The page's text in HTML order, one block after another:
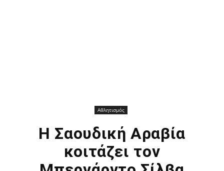
Αθλητισμός
H Σαουδική Αραβία
κοιτάζει τον